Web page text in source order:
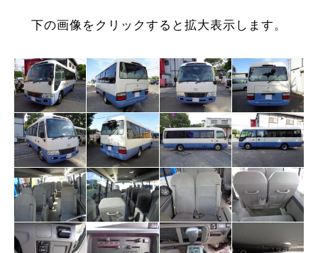
下の画像をクリックすると拡大表示します。